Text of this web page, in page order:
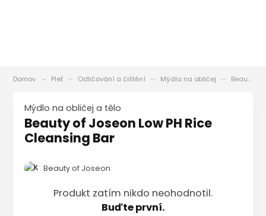
Domov Pleť Odličování a čištění Mýdla na obličej Beauty of Joseon Low PH Rice Cleansing Bar
mýdlo na obličej a tělo
Beauty of Joseon Low PH Rice
Cleansing Bar
Beauty of Joseon
Produkt zatím nikdo neohodnotil.
Buďte první.